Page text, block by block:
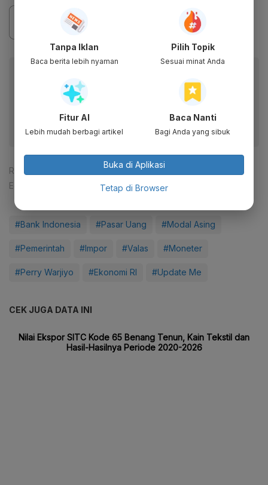
Dapatkan pengalaman membaca lebih nyaman dan nikmati
fitur menarik lainnya lewat aplikasi mobile Katadata.
Reporter:
Zahwa Madjid
Editor:
Ferrika Lukmana Sari
#Bank Indonesia #Pasar Uang #Modal Asing
#Pemerintah #Impor #Valas #Moneter
#Perry Warjiyo #Ekonomi RI #Update Me
CEK JUGA DATA INI
Tanpa Iklan
Baca berita lebih nyaman
Pilih Topik
Sesuai minat Anda
Fitur AI
Lebih mudah berbagi artikel
Baca Nanti
Bagi Anda yang sibuk
Buka di Aplikasi
Tetap di Browser